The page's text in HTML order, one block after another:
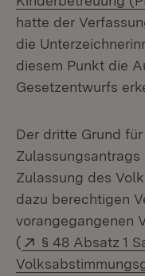
hatte der
die
diesem Punkt die
Gesetzentwurfs
Der dritte Grund
Zulassung des
dazu berechtigen
vorangegangenen
(
Extern:
§ 48 Absatz 1